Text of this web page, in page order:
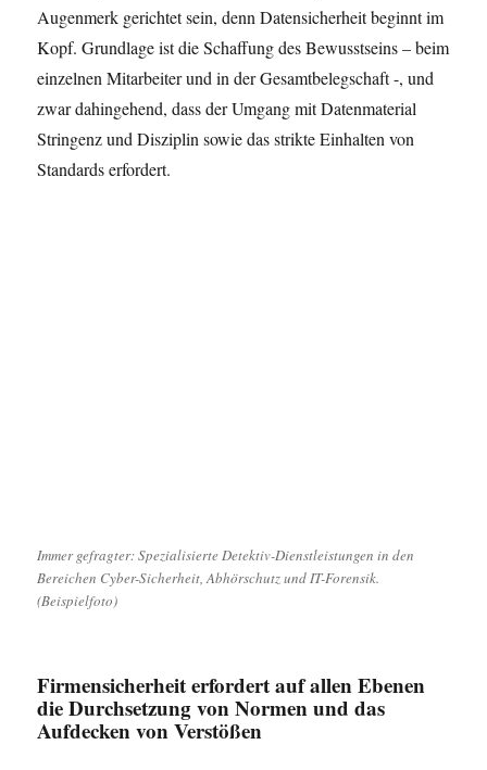
Augenmerk gerichtet sein, denn Datensicherheit beginnt im
Kopf. Grundlage ist die Schaffung des Bewusstseins – beim
einzelnen Mitarbeiter und in der Gesamtbelegschaft -, und
zwar dahingehend, dass der Umgang mit Datenmaterial
Stringenz und Disziplin sowie das strikte Einhalten von
Standards erfordert.
Immer gefragter: Spezialisierte Detektiv-Dienstleistungen in den
Bereichen Cyber-Sicherheit, Abhörschutz und IT-Forensik.
(Beispielfoto)
Firmensicherheit erfordert auf allen Ebenen
die Durchsetzung von Normen und das
Aufdecken von Verstößen